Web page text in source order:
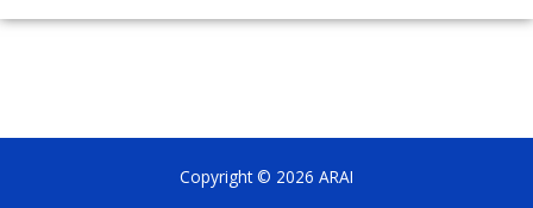
Copyright © 2026 ARAI